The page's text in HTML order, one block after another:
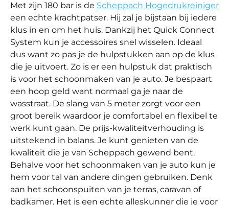
Met zijn 180 bar is de Scheppach Hogedrukreiniger
een echte krachtpatser. Hij zal je bijstaan bij iedere
klus in en om het huis. Dankzij het Quick Connect
System kun je accessoires snel wisselen. Ideaal
dus want zo pas je de hulpstukken aan op de klus
die je uitvoert. Zo is er een hulpstuk dat praktisch
is voor het schoonmaken van je auto. Je bespaart
een hoop geld want normaal ga je naar de
wasstraat. De slang van 5 meter zorgt voor een
groot bereik waardoor je comfortabel en flexibel te
werk kunt gaan. De prijs-kwaliteitverhouding is
uitstekend in balans. Je kunt genieten van de
kwaliteit die je van Scheppach gewend bent.
Behalve voor het schoonmaken van je auto kun je
hem voor tal van andere dingen gebruiken. Denk
aan het schoonspuiten van je terras, caravan of
badkamer. Het is een echte alleskunner die je voor